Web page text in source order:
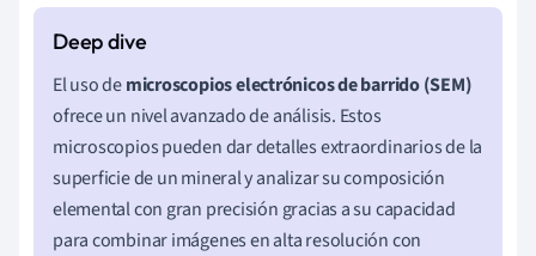
El uso demicroscopios electrónicos de barrido (SEM)
ofrece un nivel avanzado de análisis. Estos
microscopios pueden dar detalles extraordinarios de la
superficie de un mineral y analizar su composición
elemental con gran precisión gracias a su capacidad
para combinar imágenes en alta resolución con